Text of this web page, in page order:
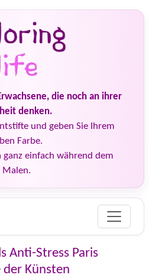
die noch an ihrer
denken.
und geben Sie Ihrem
Farbe.
ganz einfach während dem
Malen.
Anti-Stress Paris
der Künsten